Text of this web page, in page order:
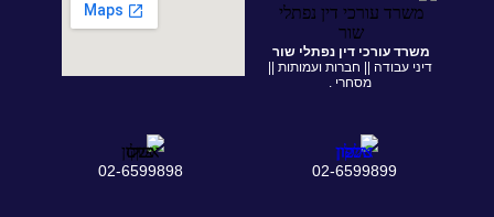
משרד עורכי דין נפתלי שור
דיני עבודה || חברות ועמותות ||
מסחרי .
02-6599899
02-6599898